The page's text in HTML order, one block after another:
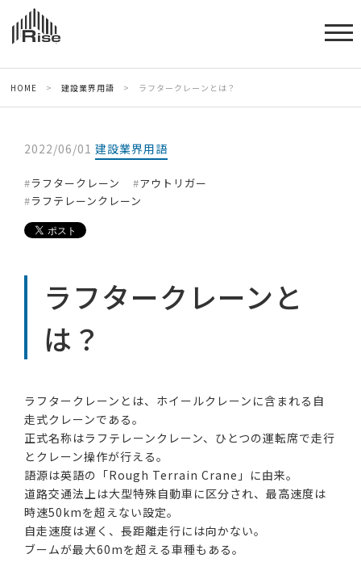
HOME > 建設業界用語 > ラフタークレーンとは？
2022/06/01 建設業界用語
ラフタークレーン
アウトリガー
ラフテレーンクレーン
ラフタークレーンと
は？
ラフタークレーンとは、ホイールクレーンに含まれる自
走式クレーンである。
正式名称はラフテレーンクレーン、ひとつの運転席で走行
とクレーン操作が行える。
語源は英語の「Rough Terrain Crane」に由来。
道路交通法上は大型特殊自動車に区分され、最高速度は
時速50kmを超えない設定。
自走速度は遅く、長距離走行には向かない。
ブームが最大60mを超える車種もある。